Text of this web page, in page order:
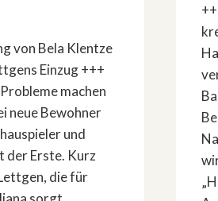
von Bela Klentze
Einzug +++
machen
neue Bewohner
und
der Erste. Kurz
die für